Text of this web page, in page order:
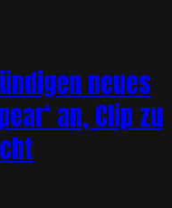
neues
an, Clip zu